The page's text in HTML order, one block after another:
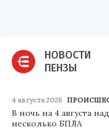
НОВОСТИ
ПЕНЗЫ
4 августа 2026
В ночь на 4 августа
несколько БПЛА